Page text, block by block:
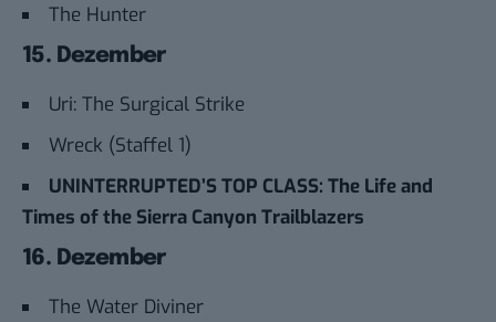
The Hunter
15. Dezember
Uri: The Surgical Strike
Wreck (Staffel 1)
UNINTERRUPTED’S TOP CLASS: The Life and
Times of the Sierra Canyon Trailblazers
16. Dezember
The Water Diviner